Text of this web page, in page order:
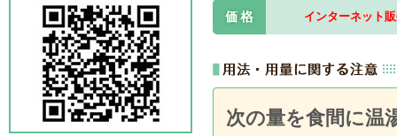
インターネット
次の量を食間に温